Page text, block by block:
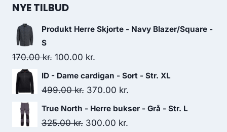
NYE TILBUD
Produkt Herre Skjorte - Navy Blazer/Square -
S
170.00kr. Original
price
was:
100.00 kr.
price
is:
ID - Dame cardigan - Sort - Str. XL
499.00kr. Original
price
was:
370.00 kr.
price
True North - Herre bukser - Grå - Str. L
325.00kr. Original
300.00 kr.